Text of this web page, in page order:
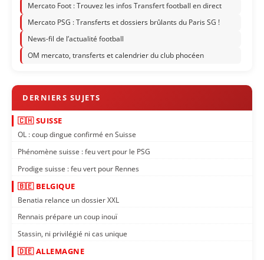
Mercato Foot : Trouvez les infos Transfert football en direct
Mercato PSG : Transferts et dossiers brûlants du Paris SG !
News-fil de l’actualité football
OM mercato, transferts et calendrier du club phocéen
🇨🇭 SUISSE
OL : coup dingue confirmé en Suisse
Phénomène suisse : feu vert pour le PSG
Prodige suisse : feu vert pour Rennes
🇧🇪 BELGIQUE
Benatia relance un dossier XXL
Rennais prépare un coup inouï
Stassin, ni privilégié ni cas unique
🇩🇪 ALLEMAGNE